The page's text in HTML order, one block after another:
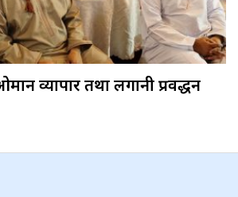
व्यापार तथा लगानी प्रवर्द्धन